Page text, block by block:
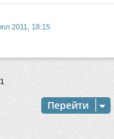
2011, 18:15
1
Перейти